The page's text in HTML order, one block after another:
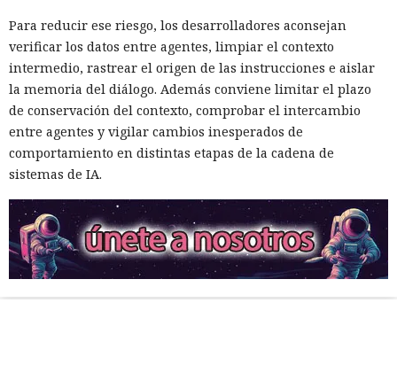
Para reducir ese riesgo, los desarrolladores aconsejan
verificar los datos entre agentes, limpiar el contexto
intermedio, rastrear el origen de las instrucciones e aislar
la memoria del diálogo. Además conviene limitar el plazo
de conservación del contexto, comprobar el intercambio
entre agentes y vigilar cambios inesperados de
comportamiento en distintas etapas de la cadena de
sistemas de IA.